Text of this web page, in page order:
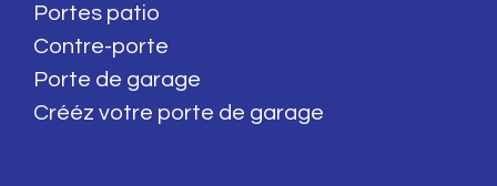
Portes patio
Contre-porte
Porte de garage
Crééz votre porte de garage